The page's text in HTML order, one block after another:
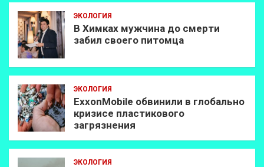
ЭКОЛОГИЯ
В Химках мужчина до смерти
забил своего питомца
ЭКОЛОГИЯ
ExxonMobilе обвинили в глобально
кризисе пластикового
загрязнения
ЭКОЛОГИЯ